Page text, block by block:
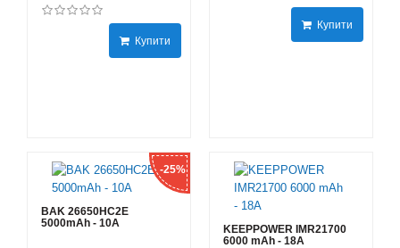
Купити
Купити
-25%
BAK 26650HC2E
5000mAh - 10А
KEEPPOWER IMR21700
6000 mAh - 18А